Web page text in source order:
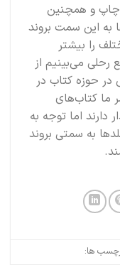
چاپ و همچنین
به این سمت بروند
را بیشتر
می‌بینیم از
در حوزه کتاب در
ما کتاب‌های
اما توجه به
به سمتی بروند
ها: